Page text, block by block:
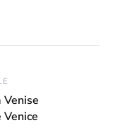
Venise